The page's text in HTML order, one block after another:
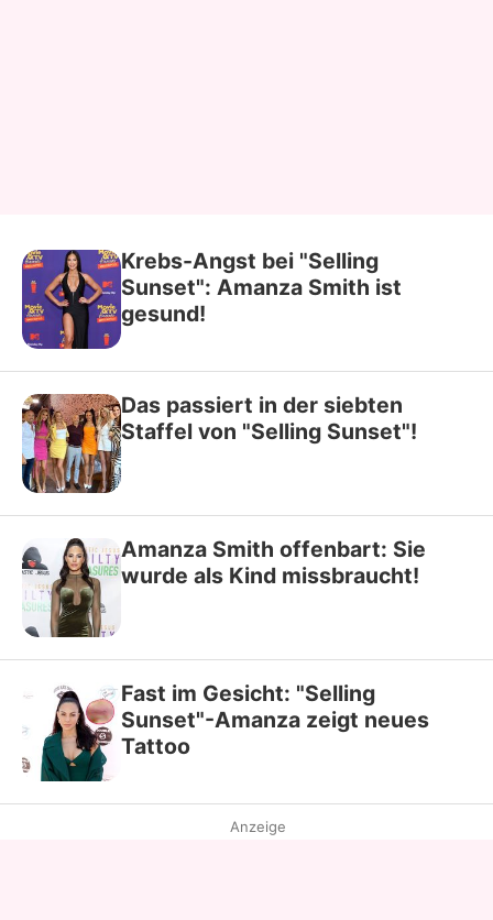
Krebs-Angst bei "Selling
Sunset": Amanza Smith ist
gesund!
Das passiert in der siebten
Staffel von "Selling Sunset"!
Amanza Smith offenbart: Sie
wurde als Kind missbraucht!
Fast im Gesicht: "Selling
Sunset"-Amanza zeigt neues
Tattoo
Anzeige